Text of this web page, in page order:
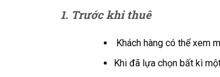
1. Trước khi thuê
Khách hàng có thể xem
Khi đã lựa chọn bất kì